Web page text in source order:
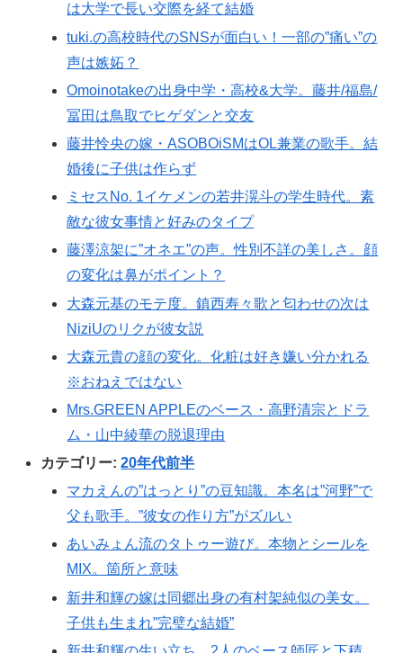
は大学で長い交際を経て結婚
tuki.の高校時代のSNSが面白い！一部の”痛い”の
声は嫉妬？
Omoinotakeの出身中学・高校&大学。藤井/福島/
冨田は鳥取でヒゲダンと交友
藤井怜央の嫁・ASOBOiSMはOL兼業の歌手。結
婚後に子供は作らず
ミセスNo. 1イケメンの若井滉斗の学生時代。素
敵な彼女事情と好みのタイプ
藤澤涼架に”オネエ”の声。性別不詳の美しさ。顔
の変化は鼻がポイント？
大森元基のモテ度。鎮西寿々歌と匂わせの次は
NiziUのリクが彼女説
大森元貴の顔の変化。化粧は好き嫌い分かれる
※おねえではない
Mrs.GREEN APPLEのベース・高野清宗とドラ
ム・山中綾華の脱退理由
カテゴリー:20年代前半
マカえんの”はっとり”の豆知識。本名は”河野”で
父も歌手。”彼女の作り方”がズルい
あいみょん流のタトゥー遊び。本物とシールを
MIX。箇所と意味
新井和輝の嫁は同郷出身の有村架純似の美女。
子供も生まれ”完璧な結婚”